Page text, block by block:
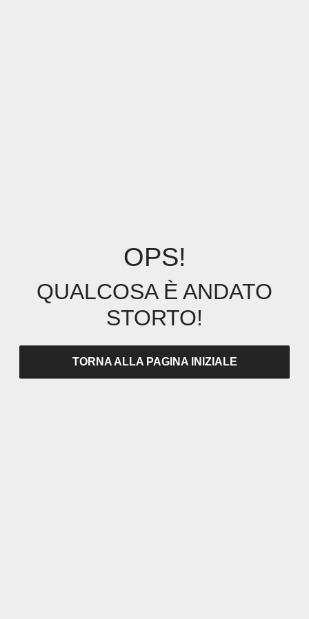
OPS!
QUALCOSA È ANDATO
STORTO!
TORNA ALLA PAGINA INIZIALE